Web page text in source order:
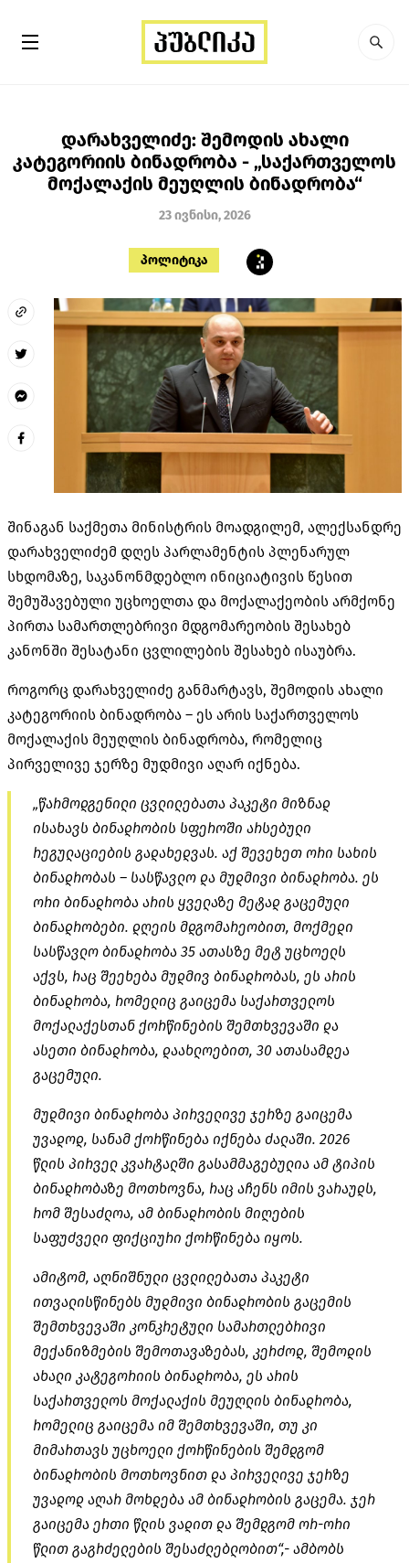
დარახველიძე: შემოდის ახალი
კატეგორიის ბინადრობა - „საქართველოს
მოქალაქის მეუღლის ბინადრობა“
23 ივნისი, 2026
პოლიტიკა
შინაგან საქმეთა მინისტრის მოადგილემ, ალექსანდრე
დარახველიძემ დღეს პარლამენტის პლენარულ
სხდომაზე, საკანონმდებლო ინიციატივის წესით
შემუშავებული უცხოელთა და მოქალაქეობის არმქონე
პირთა სამართლებრივი მდგომარეობის შესახებ
კანონში შესატანი ცვლილების შესახებ ისაუბრა.
როგორც დარახველიძე განმარტავს, შემოდის ახალი
კატეგორიის ბინადრობა – ეს არის საქართველოს
მოქალაქის მეუღლის ბინადრობა, რომელიც
პირველივე ჯერზე მუდმივი აღარ იქნება.
„წარმოდგენილი ცვლილებათა პაკეტი მიზნად
ისახავს ბინადრობის სფეროში არსებული
რეგულაციების გადახედვას. აქ შევეხეთ ორი სახის
ბინადრობას – სასწავლო და მუდმივი ბინადრობა. ეს
ორი ბინადრობა არის ყველაზე მეტად გაცემული
ბინადრობები. დღეის მდგომარეობით, მოქმედი
სასწავლო ბინადრობა 35 ათასზე მეტ უცხოელს
აქვს, რაც შეეხება მუდმივ ბინადრობას, ეს არის
ბინადრობა, რომელიც გაიცემა საქართველოს
მოქალაქესთან ქორწინების შემთხვევაში და
ასეთი ბინადრობა, დაახლოებით, 30 ათასამდეა
გაცემული.
მუდმივი ბინადრობა პირველივე ჯერზე გაიცემა
უვადოდ, სანამ ქორწინება იქნება ძალაში. 2026
წლის პირველ კვარტალში გასამმაგებულია ამ ტიპის
ბინადრობაზე მოთხოვნა, რაც აჩენს იმის ვარაუდს,
რომ შესაძლოა, ამ ბინადრობის მიღების
საფუძველი ფიქციური ქორწინება იყოს.
ამიტომ, აღნიშნული ცვლილებათა პაკეტი
ითვალისწინებს მუდმივი ბინადრობის გაცემის
შემთხვევაში კონკრეტული სამართლებრივი
მექანიზმების შემოთავაზებას, კერძოდ, შემოდის
ახალი კატეგორიის ბინადრობა, ეს არის
საქართველოს მოქალაქის მეუღლის ბინადრობა,
რომელიც გაიცემა იმ შემთხვევაში, თუ კი
მიმართავს უცხოელი ქორწინების შემდგომ
ბინადრობის მოთხოვნით და პირველივე ჯერზე
უვადოდ აღარ მოხდება ამ ბინადრობის გაცემა. ჯერ
გაიცემა ერთი წლის ვადით და შემდგომ ორ-ორი
წლით გაგრძელების შესაძლებლობით“,- ამბობს